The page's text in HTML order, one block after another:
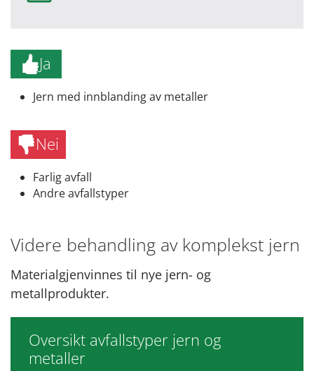
Ja
Jern med innblanding av metaller
Nei
Farlig avfall
Andre avfallstyper
Videre behandling av komplekst jern
Materialgjenvinnes til nye jern- og
metallprodukter.
Oversikt avfallstyper jern og
metaller